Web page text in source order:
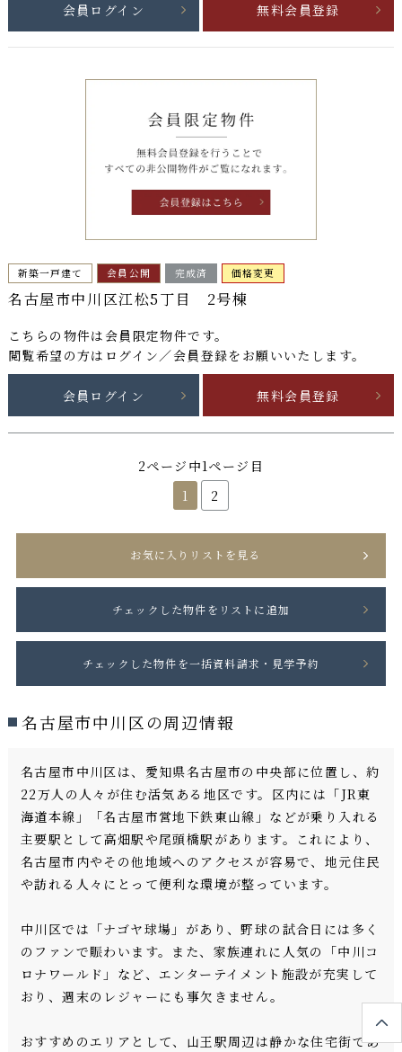
会員ログイン 無料会員登録
新築一戸建て 会員公開 完成済 価格変更
名古屋市中川区江松5丁目 2号棟
こちらの物件は 会員限定物件です。
閲覧希望の方はログイン／会員登録をお願いいたします。
会員ログイン 無料会員登録
2ページ中1ページ目
1
2
お気に入りリストを見る
名古屋市中川区の周辺情報
名古屋市中川区は、愛知県名古屋市の中央部に位置し、約
22万人の人々が住む活気ある地区です。区内には「JR東
海道本線」「名古屋市営地下鉄東山線」などが乗り入れる
主要駅として高畑駅や尾頭橋駅があります。これにより、
名古屋市内やその他地域へのアクセスが容易で、地元住民
や訪れる人々にとって便利な環境が整っています。
中川区では「ナゴヤ球場」があり、野球の試合日には多く
のファンで賑わいます。また、家族連れに人気の「中川コ
ロナワールド」など、エンターテイメント施設が充実して
おり、週末のレジャーにも事欠きません。
おすすめのエリアとして、山王駅周辺は静かな住宅街であ